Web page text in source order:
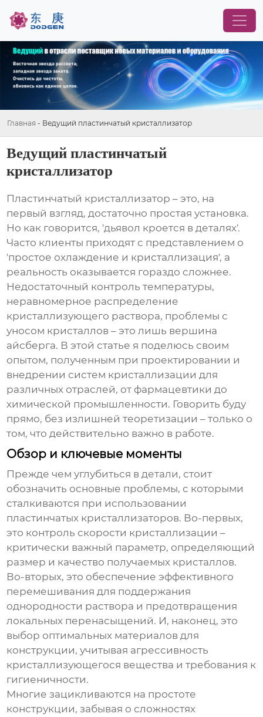
Главная - Ведущий пластинчатый кристаллизатор
Ведущий пластинчатый
кристаллизатор
Пластинчатый кристаллизатор – это, на
первый взгляд, достаточно простая установка.
Но как говорится, 'дьявол кроется в деталях'.
Часто клиенты приходят с представлением о
'простое охлаждение и кристаллизация', а
реальность оказывается гораздо сложнее.
Недостаточный контроль температуры,
неравномерное распределение
кристаллизующего раствора, проблемы с
уносом кристаллов – это лишь вершина
айсберга. В этой статье я поделюсь своим
опытом, полученным при проектировании и
внедрении систем кристаллизации для
различных отраслей, от фармацевтики до
химической промышленности. Говорить буду
прямо, без излишней теоретизации – только о
том, что действительно важно в работе.
Обзор и ключевые моменты
Прежде чем углубиться в детали, стоит
обозначить основные проблемы, с которыми
сталкиваются при использовании
пластинчатых кристаллизаторов. Во-первых,
это контроль скорости кристаллизации –
критически важный параметр, определяющий
размер и качество получаемых кристаллов.
Во-вторых, это обеспечение эффективного
перемешивания для поддержания
однородности раствора и предотвращения
локальных перенасыщений. И, наконец, это
выбор оптимальных материалов для
конструкции, учитывая агрессивность
кристаллизующегося вещества и требования к
гигиеничности.
Многие зацикливаются на простоте
конструкции, забывая о сложностях